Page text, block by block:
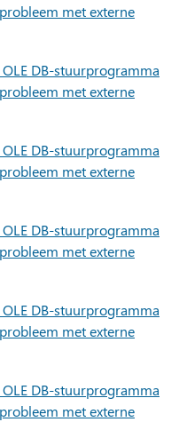
met externe
DB-stuurprogramma
met externe
DB-stuurprogramma
met externe
DB-stuurprogramma
met externe
DB-stuurprogramma
met externe
DB-stuurprogramma
met externe